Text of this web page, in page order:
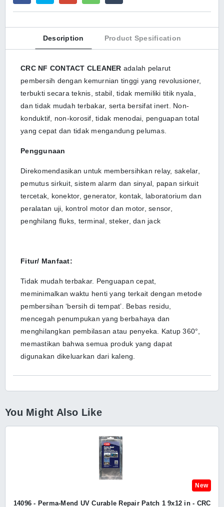
Description Product Spesification
CRC NF CONTACT CLEANER adalah pelarut
pembersih dengan kemurnian tinggi yang revolusioner,
terbukti secara teknis, stabil, tidak memiliki titik nyala,
dan tidak mudah terbakar, serta bersifat inert. Non-
konduktif, non-korosif, tidak menodai, penguapan total
yang cepat dan tidak mengandung pelumas.
Penggunaan
Direkomendasikan untuk membersihkan relay, sakelar,
pemutus sirkuit, sistem alarm dan sinyal, papan sirkuit
tercetak, konektor, generator, kontak, laboratorium dan
peralatan uji, kontrol motor dan motor, sensor,
penghilang fluks, terminal, steker, dan jack
Fitur/ Manfaat:
Tidak mudah terbakar. Penguapan cepat,
meminimalkan waktu henti yang terkait dengan metode
pembersihan ‘bersih di tempat’. Bebas residu,
mencegah penumpukan yang berbahaya dan
menghilangkan pembilasan atau penyeka. Katup 360°,
memastikan bahwa semua produk yang dapat
digunakan dikeluarkan dari kaleng.
You Might Also Like
New
14096 - Perma-Mend UV Curable Repair Patch 1 9x12 in - CRC